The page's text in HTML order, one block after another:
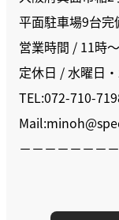
平面駐車場9台完
営業時間 / 11時
定休日 / 水曜日
TEL:072-710-
－－－－－－－